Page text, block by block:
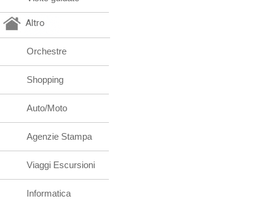
Altro
Orchestre
Shopping
Auto/Moto
Agenzie Stampa
Viaggi Escursioni
Informatica